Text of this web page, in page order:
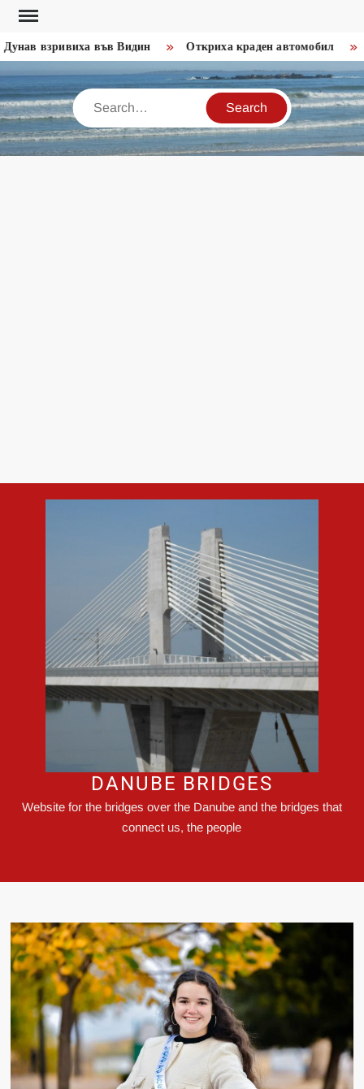
Skip
contentвзривиха във Видин Откриха краден автомобил
Search
DANUBE BRIDGES
Website for the bridges over the Danube and the bridges that
connect us, the people